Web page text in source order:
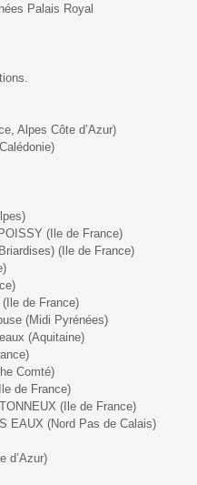
Palais Royal
Alpes Côte d’Azur)
(Ile de France)
(Ile de France)
de France)
(Midi Pyrénées)
(Aquitaine)
Comté)
de France)
(Ile de France)
EAUX (Nord Pas de Calais)
d’Azur)